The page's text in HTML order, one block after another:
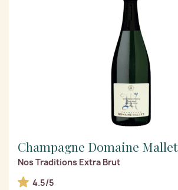
Champagne Domaine Mallet
Nos Traditions Extra Brut
4.5/5